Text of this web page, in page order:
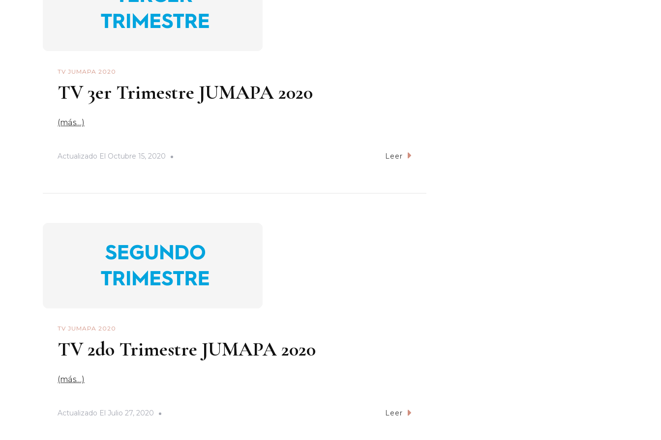
TV JUMAPA 2020
TV 3er Trimestre JUMAPA 2020
(más…)
Actualizado El Octubre 15, 2020 Leer
TV JUMAPA 2020
TV 2do Trimestre JUMAPA 2020
(más…)
Actualizado El Julio 27, 2020 Leer